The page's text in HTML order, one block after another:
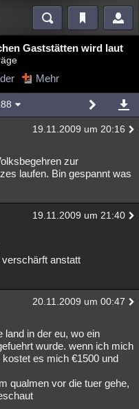
Videos
Mystery Kriminalfälle
Ufologie
Gaming Filme
Gaststätten wird laut
Mehr
19.11.2009 um 20:16
zur
laufen. Bin gespannt was
19.11.2009 um 21:40
anstatt
20.11.2009 um 00:47
land in der eu, wo ein
wurde. wenn ich mich
es mich €1500 und
qualmen vor die tuer gehe,